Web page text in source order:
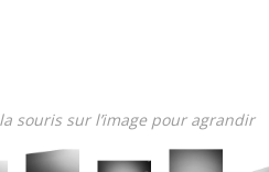
souris sur l’image pour agrandir